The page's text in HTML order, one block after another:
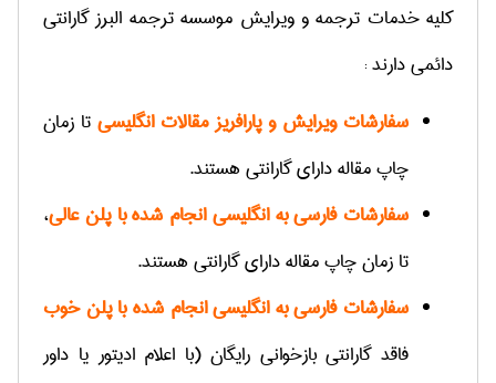
کلیه خدمات ترجمه و ویرایش موسسه ترجمه البرز گارانتی
دائمی دارند :
سفارشات ویرایش و پارافریز مقالات انگلیسیتا زمان
چاپ مقاله دارای گارانتی هستند.
سفارشات فارسی به انگلیسی انجام شده با پلن عالی،
تا زمان چاپ مقاله دارای گارانتی هستند.
سفارشات فارسی به انگلیسی انجام شده با پلن خوب
فاقد گارانتی بازخوانی رایگان (با اعلام ادیتور یا داور